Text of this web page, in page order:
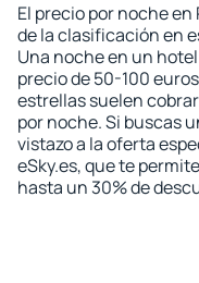
El precio por noche
de la clasificación en
Una noche en un
precio de 50-100
estrellas suelen
por noche. Si buscas
vistazo a la oferta
eSky.es, que te
hasta un 30% de